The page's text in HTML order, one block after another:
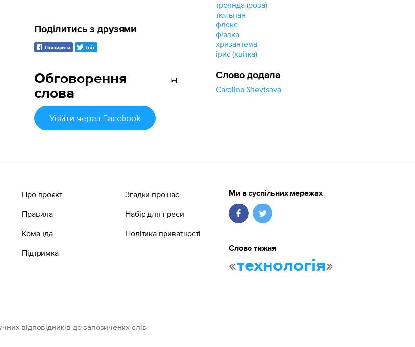
троянда (роза)
тюльпан
флокс
фіалка
хризантема
ірис (квітка)
Слово додала
Carolina Shevtsova
Обговорення
слова
Увійти через Facebook
Поділитись з друзями
Поширити Твіт
Про проєкт
Правила
Команда
Підтримка
Згадки про нас
Набір для преси
Політика приватності
Ми в суспільних мережах
Слово тижня
«технологія»
відповідників до запозичених слів